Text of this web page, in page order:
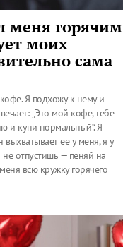
меня горячим
моих
сама
Я подхожу к нему и
„Это мой кофе, тебе
и купи нормальный“. Я
ее у меня, я у
не отпустишь — пеняй на
всю кружку горячего